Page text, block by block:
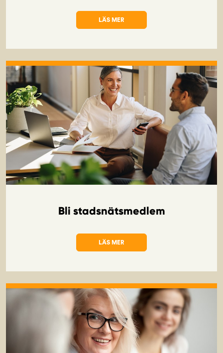
LÄS MER
OM MEDLEMSSKAPET ASSOCIERADE
Bli stadsnätsmedlem
LÄS MER
OM BLI STADSNÄTSMEDLEM